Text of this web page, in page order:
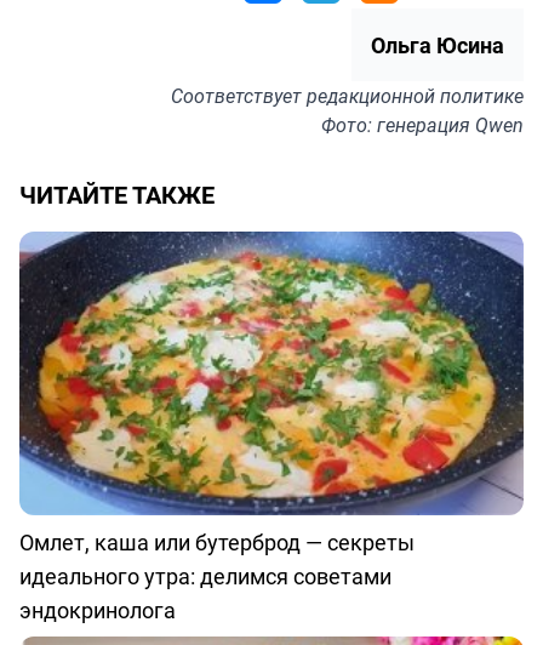
Ольга Юсина
Соответствуетредакционной политике
Фото: генерация Qwen
ЧИТАЙТЕ ТАКЖЕ
Омлет, каша или бутерброд — секреты
идеального утра: делимся советами
эндокринолога